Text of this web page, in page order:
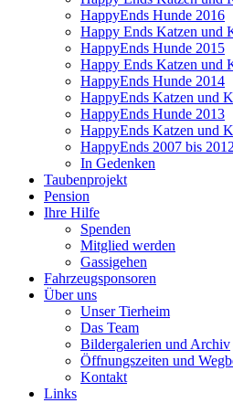
HappyEnds Hunde 2016
Happy Ends Katzen und
HappyEnds Hunde 2015
Happy Ends Katzen und
HappyEnds Hunde 2014
HappyEnds Katzen und
HappyEnds Hunde 2013
HappyEnds Katzen und
HappyEnds 2007 bis
In Gedenken
Taubenprojekt
Pension
Ihre Hilfe
Spenden
Mitglied werden
Gassigehen
Fahrzeugsponsoren
Über uns
Unser Tierheim
Das Team
Bildergalerien und Archiv
Öffnungszeiten und
Kontakt
Links